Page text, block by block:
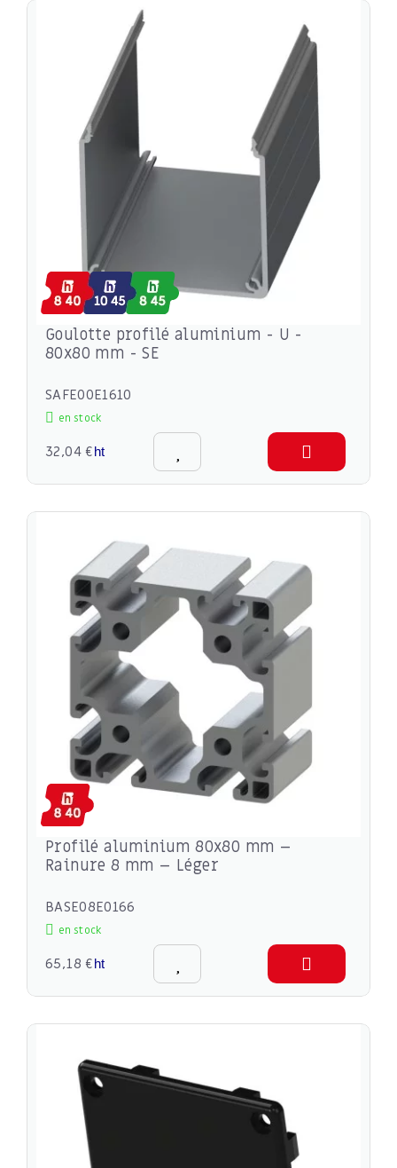
Goulotte profilé aluminium - U -
80x80 mm - SE
SAFE00E1610
en stock
32,04 €ht
Profilé aluminium 80x80 mm –
Rainure 8 mm – Léger
BASE08E0166
en stock
65,18 €ht